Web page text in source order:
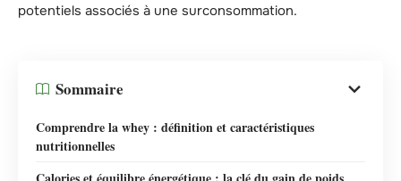
potentiels associés à une surconsommation.
Sommaire
Comprendre la whey : définition et caractéristiques
nutritionnelles